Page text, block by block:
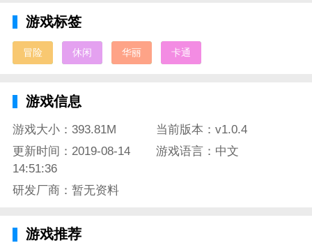
情，极品武器带来史诗的荣耀;
异世界物语官方简介：
创新玩法让你能感受纸牌竞技乐趣不停，更有特殊的铭
文系统让你能自由科技培养，不断的提升你的实力，及
时竞技和全服玩家们展开精彩竞技挑战。
游戏标签
冒险 休闲 华丽 卡通
游戏信息
游戏大小：393.81M
当前版本：v1.0.4
更新时间：2019-08-14
14:51:36
游戏语言：中文
研发厂商：暂无资料
游戏推荐